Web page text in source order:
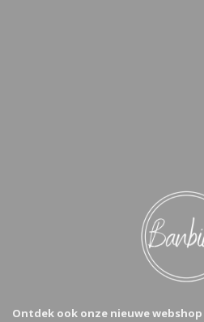
Ontdek ook onze nieuwe